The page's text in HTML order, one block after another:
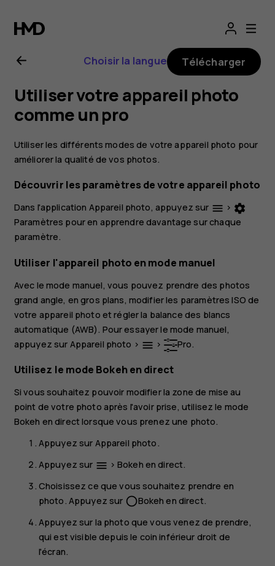
Guide
de
l'utilisateur
Nokia
7
Plus
Choisir la langue Télécharger
Utiliser votre appareil photo
comme un pro
Utiliser les différents modes de votre appareil photo pour
améliorer la qualité de vos photos.
Découvrir les paramètres de votre appareil photo
Dans l'application Appareil photo, appuyez sur menu > settings
Paramètres pour en apprendre davantage sur chaque
paramètre.
Utiliser l'appareil photo en mode manuel
Avec le mode manuel, vous pouvez prendre des photos
grand angle, en gros plans, modifier les paramètres ISO de
votre appareil photo et régler la balance des blancs
automatique (AWB). Pour essayer le mode manuel,
appuyez sur Appareil photo > menu > Pro.
Utilisez le mode Bokeh en direct
Si vous souhaitez pouvoir modifier la zone de mise au
point de votre photo après l'avoir prise, utilisez le mode
Bokeh en direct lorsque vous prenez une photo.
Appuyez sur Appareil photo.
Appuyez sur menu >Bokeh en direct.
Choisissez ce que vous souhaitez prendre en
photo. Appuyez sur panorama_fish_eyeBokeh en direct.
Appuyez sur la photo que vous venez de prendre,
qui est visible depuis le coin inférieur droit de
l'écran.